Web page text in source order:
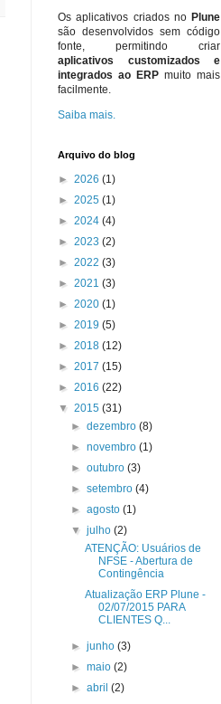
Os aplicativos criados no Plune
são desenvolvidos sem código
fonte, permitindo criar
aplicativos customizados e
integrados ao ERP muito mais
facilmente.
Saiba mais.
Arquivo do blog
► 2026 (1)
► 2025 (1)
► 2024 (4)
► 2023 (2)
► 2022 (3)
► 2021 (3)
► 2020 (1)
► 2019 (5)
► 2018 (12)
► 2017 (15)
► 2016 (22)
▼ 2015 (31)
►dezembro(8)
►novembro(1)
►outubro(3)
►setembro(4)
►agosto(1)
▼julho(2)
ATENÇÃO: Usuários de
NFSE - Abertura de
Contingência
Atualização ERP Plune -
02/07/2015 PARA
CLIENTES Q...
►junho(3)
►maio(2)
►abril(2)